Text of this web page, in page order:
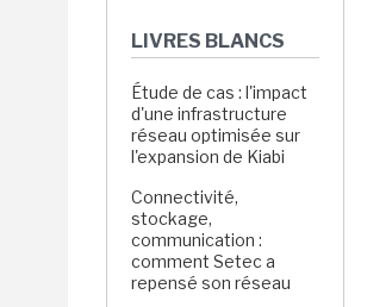
LIVRES BLANCS
Étude de cas : l'impact
d'une infrastructure
réseau optimisée sur
l'expansion de Kiabi
Connectivité,
stockage,
communication :
comment Setec a
repensé son réseau